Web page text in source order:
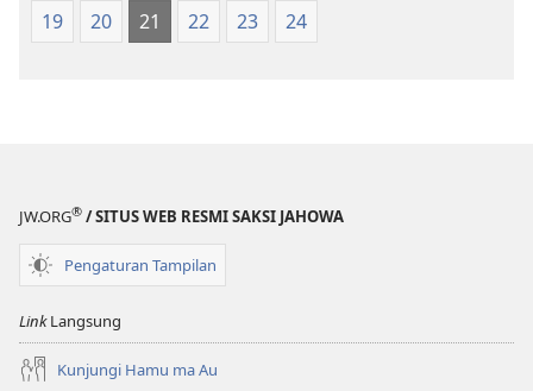
19
20 21 22 23 24
JW.ORG® / SITUS WEB RESMI SAKSI JAHOWA
Pengaturan Tampilan
LinkLangsung
Kunjungi Hamu ma Au